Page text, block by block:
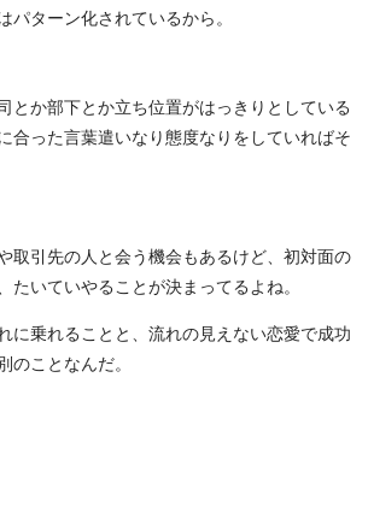
パターン化されているから。
とか部下とか立ち位置がはっきりとしている
合った言葉遣いなり態度なりをしていればそ
取引先の人と会う機会もあるけど、初対面の
たいていやることが決まってるよね。
に乗れることと、流れの見えない恋愛で成功
のことなんだ。